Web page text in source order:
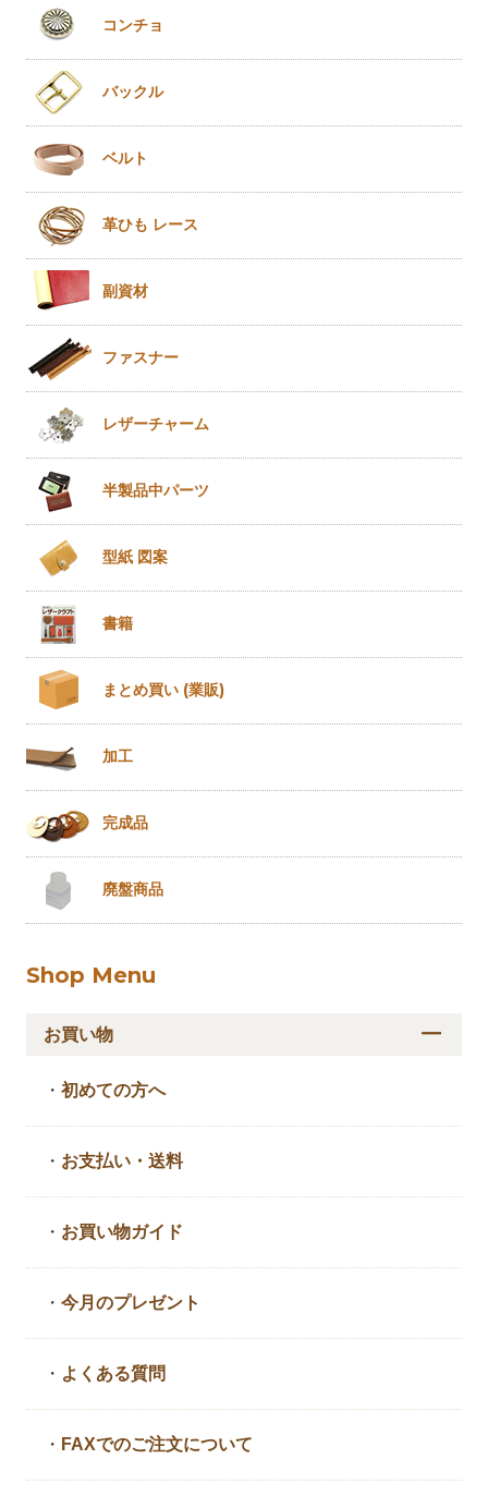
コンチョ
バックル
ベルト
革ひも レース
副資材
ファスナー
レザーチャーム
半製品中パーツ
型紙 図案
書籍
まとめ買い (業販)
加工
完成品
廃盤商品
Shop Menu
お買い物
・初めての方へ
・ お支払い・送料
・ お買い物ガイド
・今月のプレゼント
・ よくある質問
・ FAXでのご注文について